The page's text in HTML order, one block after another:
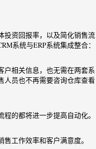
投资回报率，以及简化销售流
系统与ERP系统集成整合：
户相关信息，也无需在两套系
人员也不再需要咨询仓库查看
程的都将进一步提高自动化。
工作效率和客户满意度。